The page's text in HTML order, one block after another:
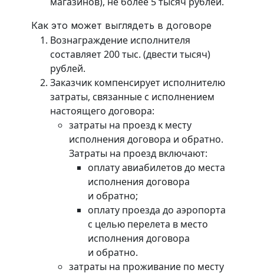
Как это может выглядеть в договоре
Вознаграждение исполнителя
составляет 200 тыс. (двести тысяч)
рублей.
Заказчик компенсирует исполнителю
затраты, связанные с исполнением
настоящего договора:
затраты на проезд к месту
исполнения договора и обратно.
Затраты на проезд включают:
оплату авиабилетов до места
исполнения договора
и обратно;
оплату проезда до аэропорта
с целью перелета в место
исполнения договора
и обратно.
затраты на проживание по месту